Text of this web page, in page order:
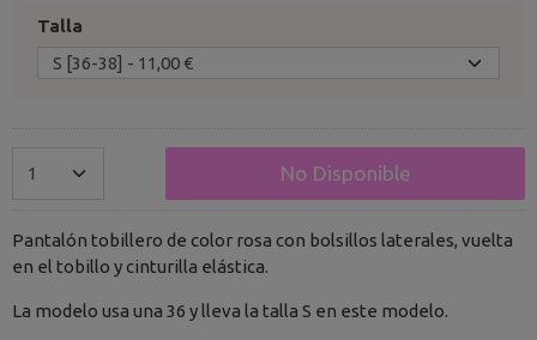
Talla
No Disponible
Pantalón tobillero de color rosa con bolsillos laterales, vuelta
en el tobillo y cinturilla elástica.
La modelo usa una 36 y lleva la talla S en este modelo.